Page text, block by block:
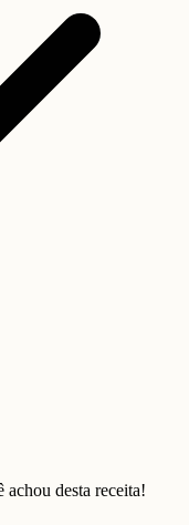
achou desta receita!